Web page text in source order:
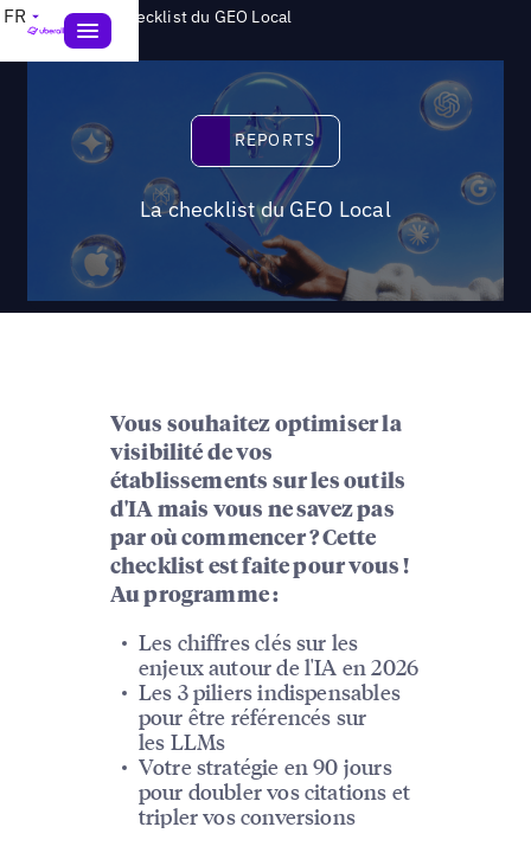
FR Reports>La checklist du GEO Local
Reports
REPORTS
La checklist du GEO Local
Vous souhaitez optimiser la
visibilité de vos
établissements sur les outils
d'IA mais vous ne savez pas
par où commencer ? Cette
checklist est faite pour vous !
Au programme :
Les chiffres clés sur les
enjeux autour de l'IA en 2026
Les 3 piliers indispensables
pour être référencés sur
les LLMs
Votre stratégie en 90 jours
pour doubler vos citations et
tripler vos conversions